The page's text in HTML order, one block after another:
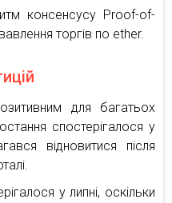
консенсусу Proof-of-
торгів по ether.
для багатьох
спостерігалося у
відновитися після
у липні, оскільки